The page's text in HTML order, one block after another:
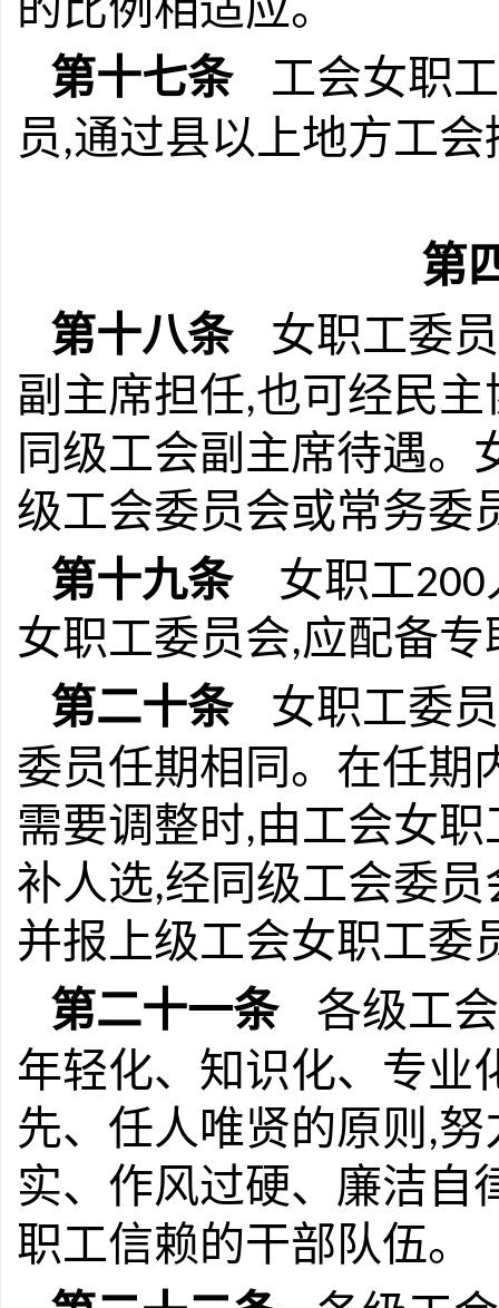
第十七条
工会女职
员,通过县以上地方工
第
第十八条
女职工委
副主席担任,也可经民主
同级工会副主席待遇。
级工会委员会或常务委
第十九条女职工200
女职工委员会,应配备
第二十条
女职工委
委员任期相同。在任期
需要调整时,由工会女
补人选,经同级工会委
并报上级工会女职工委
第二十一条
各级工
年轻化、知识化、专业
先、任人唯贤的原则 ,努
实、作风过硬、廉洁自
职工信赖的干部队伍。